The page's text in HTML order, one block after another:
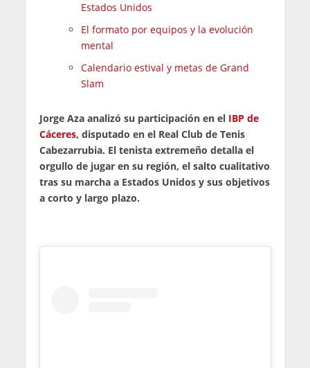
Estados Unidos
El formato por equipos y la evolución
mental
Calendario estival y metas de Grand
Slam
Jorge Aza analizó su participación en el IBP de
Cáceres, disputado en el Real Club de Tenis
Cabezarrubia. El tenista extremeño detalla el
orgullo de jugar en su región, el salto cualitativo
tras su marcha a Estados Unidos y sus objetivos
a corto y largo plazo.